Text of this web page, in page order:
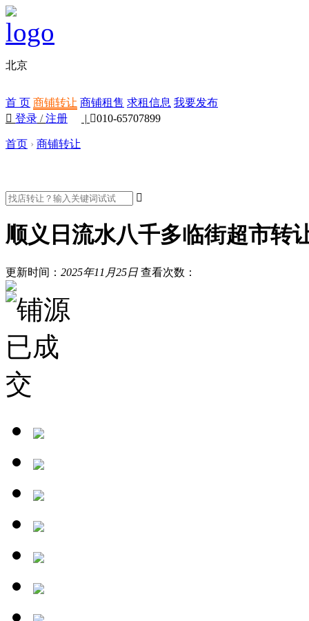
北京
首 页 商铺转让 商铺租售 求租信息 我要发布
 登录 /注册 | 010-65707899
首页 › 商铺转让

顺义日流水八千多临街超市转
更新时间： 2025年11月25日 查看次数：